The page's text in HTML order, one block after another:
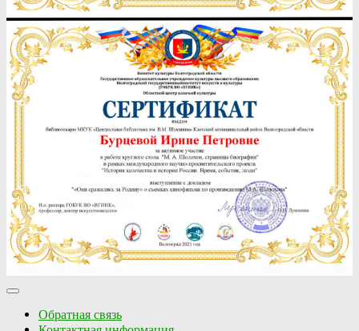
Обратная связь